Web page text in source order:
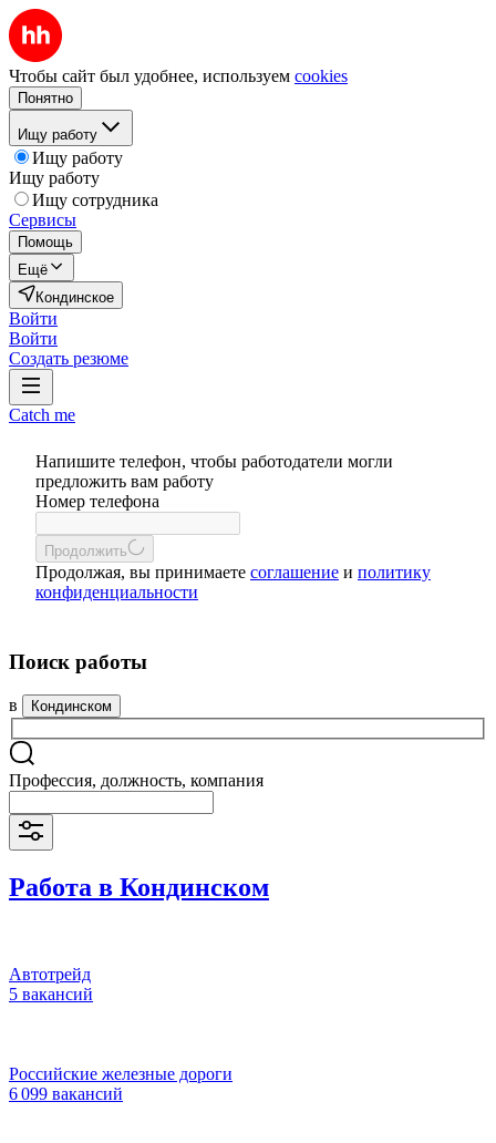
Чтобы сайт был удобнее, используем cookies
Понятно
Ищу работу
Ищу работу
Ищу работу
Ищу сотрудника
Сервисы
Помощь
Ещё
Кондинское
Войти
Войти
Создать резюме
Catch me
Напишите телефон, чтобы работодатели могли
предложить вам работу
Номер телефона
Продолжить
Продолжая, вы принимаете соглашение и политику
конфиденциальности
Поиск работы
в Кондинском
Профессия, должность, компания
Работа в Кондинском
Автотрейд
5 вакансий
Российские железные дороги
6 099 вакансий